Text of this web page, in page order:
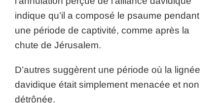
indique qu’il a composé le psaume pendant
une période de captivité, comme après la
chute de Jérusalem.
D’autres suggèrent une période où la lignée
davidique était simplement menacée et non
détrônée.